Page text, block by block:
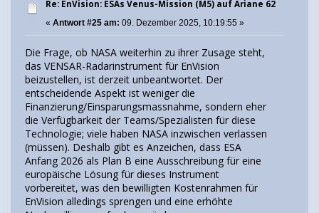
Re: EnVision: ESAs Venus-Mission (M5) auf Ariane 62
« Antwort #25 am: 09. Dezember 2025, 10:19:55 »
Die Frage, ob NASA weiterhin zu ihrer Zusage steht,
das VENSAR-Radarinstrument für EnVision
beizustellen, ist derzeit unbeantwortet. Der
entscheidende Aspekt ist weniger die
Finanzierung/Einsparungsmassnahme, sondern eher
die Verfügbarkeit der Teams/Spezialisten für diese
Technologie; viele haben NASA inzwischen verlassen
(müssen). Deshalb gibt es Anzeichen, dass ESA
Anfang 2026 als Plan B eine Ausschreibung für eine
europäische Lösung für dieses Instrument
vorbereitet, was den bewilligten Kostenrahmen für
EnVision alledings sprengen und eine erhöhte